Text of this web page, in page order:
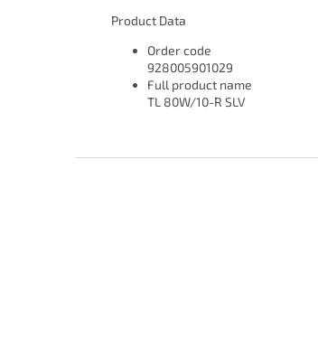
Product Data
Order code
928005901029
Full product name
TL 80W/10-R SLV